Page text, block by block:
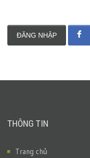
ĐĂNG NHẬP
THÔNG TIN
Trang chủ